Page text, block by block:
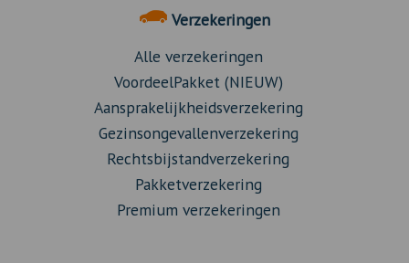
Verzekeringen
Alle verzekeringen
VoordeelPakket (NIEUW)
Aansprakelijkheidsverzekering
Gezinsongevallenverzekering
Rechtsbijstandverzekering
Pakketverzekering
Premium verzekeringen